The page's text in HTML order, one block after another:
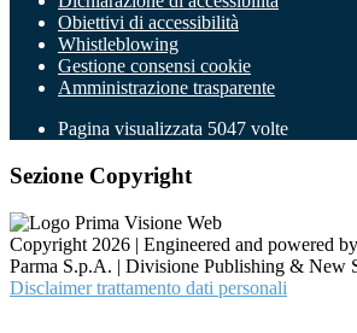
Obiettivi di accessibilità
Whistleblowing
Gestione consensi cookie
Amministrazione trasparente
Pagina visualizzata 5047 volte
Sezione Copyright
Copyright 2026 | Engineered and powered
Parma S.p.A. | Divisione Publishing & New
Disclaimer trattamento dati personali